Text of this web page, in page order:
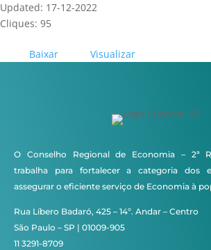
Updated: 17-12-2022
Cliques: 95
Baixar Visualizar
O Conselho Regional de Economia – 2ª
trabalha para fortalecer a categoria dos
assegurar o eficiente serviço de Economia à
Rua Líbero Badaró, 425 – 14º. Andar – Centro
São Paulo – SP | 01009-905
11 3291-8709